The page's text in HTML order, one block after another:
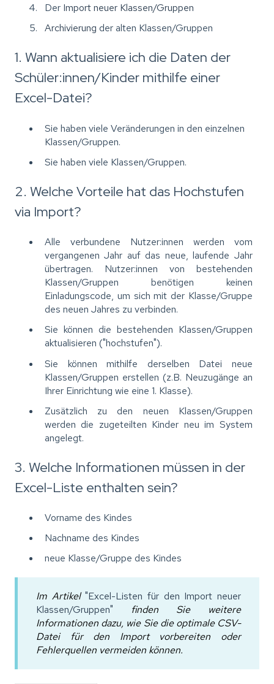
Der Import neuer Klassen/Gruppen
Archivierung der alten Klassen/Gruppen
1. Wann aktualisiere ich die Daten der
Schüler:innen/Kinder mithilfe einer
Excel-Datei?
Sie haben viele Veränderungen in den einzelnen
Klassen/Gruppen.
Sie haben viele Klassen/Gruppen.
2. Welche Vorteile hat das Hochstufen
via Import?
Alle verbundene Nutzer:innen werden vom
vergangenen Jahr auf das neue, laufende Jahr
übertragen. Nutzer:innen von bestehenden
Klassen/Gruppen benötigen keinen
Einladungscode, um sich mit der Klasse/Gruppe
des neuen Jahres zu verbinden.
Sie können die bestehenden Klassen/Gruppen
aktualisieren ("hochstufen").
Sie können mithilfe derselben Datei neue
Klassen/Gruppen erstellen (z.B. Neuzugänge an
Ihrer Einrichtung wie eine 1. Klasse).
Zusätzlich zu den neuen Klassen/Gruppen
werden die zugeteilten Kinder neu im System
angelegt.
3. Welche Informationen müssen in der
Excel-Liste enthalten sein?
Vorname des Kindes
Nachname des Kindes
neue Klasse/Gruppe des Kindes
Im Artikel"Excel-Listen für den Import neuer
Klassen/Gruppen" finden Sie weitere
Informationen dazu, wie Sie die optimale CSV-
Datei für den Import vorbereiten oder
Fehlerquellen vermeiden können.